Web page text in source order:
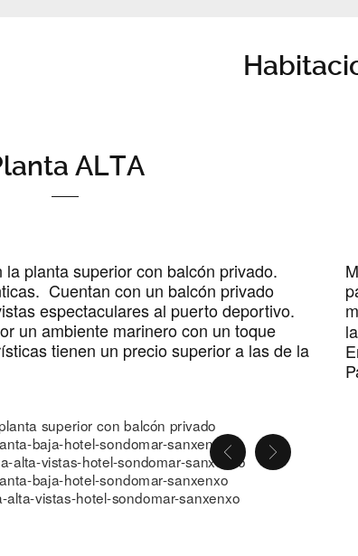
ALTA
planta superior con balcón privado.
Cuentan con un balcón privado
espectaculares al puerto deportivo.
un ambiente marinero con un toque
tienen un precio superior a las de la